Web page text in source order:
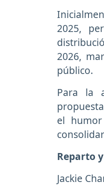
2025,
2026,
público.
Para la
el
Reparto
Jackie